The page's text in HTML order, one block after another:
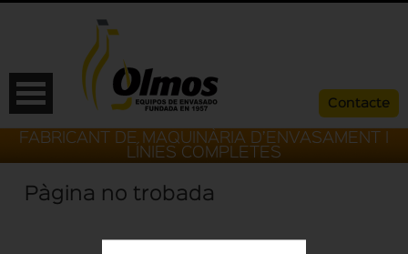
Contacte
FABRICANT DE MAQUINÀRIA D’ENVASAMENT I
LÍNIES COMPLETES
Pàgina no trobada